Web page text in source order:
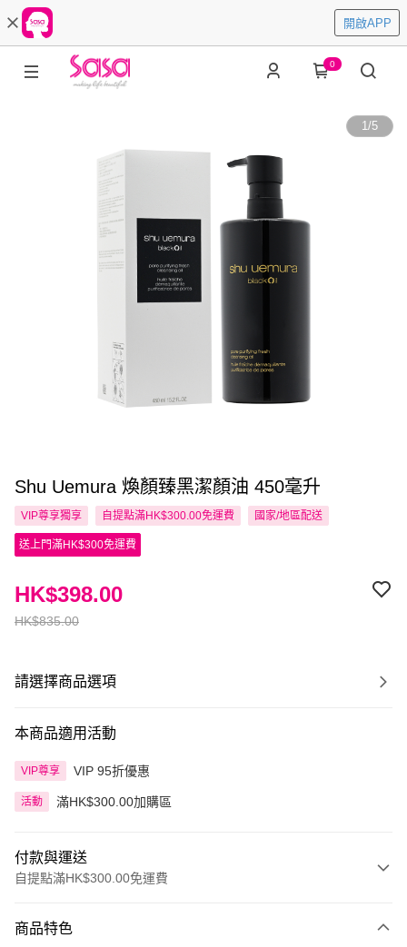
開啟APP
0
1/5
Shu Uemura 煥顏臻黑潔顏油 450毫升
VIP尊享獨享 自提點滿HK$300.00免運費 國家/地區配送
送上門滿HK$300免運費
HK$835.00
HK$398.00
請選擇商品選項
本商品適用活動
VIP尊享 VIP 95折優惠
活動 滿HK$300.00加購區
付款與運送
自提點滿HK$300.00免運費
信用卡
商品特色